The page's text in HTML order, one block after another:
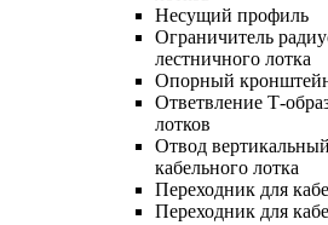
Несущий профиль
Ограничитель
лестничного лотка
Опорный
Ответвление Т-
лотков
Отвод
кабельного лотка
Переходник для
Переходник для